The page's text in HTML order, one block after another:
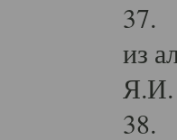
37.
из
Я.И.
38.